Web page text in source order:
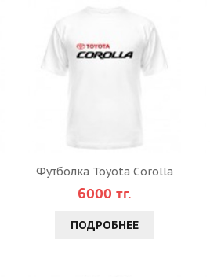
Футболка Toyota Corolla
6000 тг.
ПОДРОБНЕЕ